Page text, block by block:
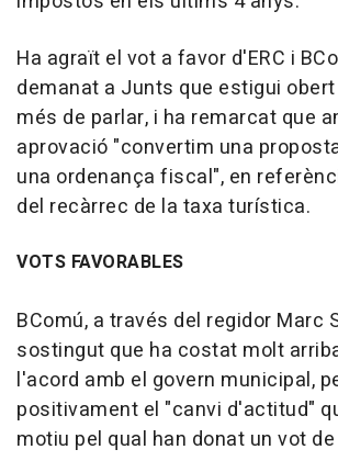
Ha agraït el vot a favor d'ERC i
demanat a Junts que estigui
més de parlar, i ha remarcat que
aprovació "convertim una
una ordenança fiscal", en
del recàrrec de la taxa turística.
VOTS FAVORABLES
BComú, a través del regidor Marc
sostingut que ha costat molt
l'acord amb el govern municipal,
positivament el "canvi d'actitud"
motiu pel qual han donat un vot